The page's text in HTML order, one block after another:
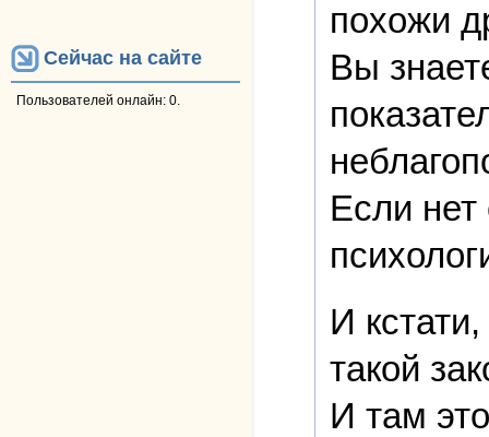
Сейчас на сайте
Пользователей онлайн: 0.
похожи
Вы
Если нет
И
такой
И там